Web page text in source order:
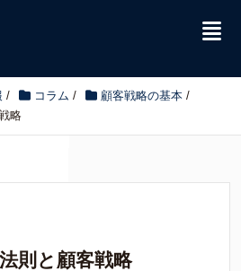
/ コラム / 顧客戦略の基本 /
略
則と顧客戦略